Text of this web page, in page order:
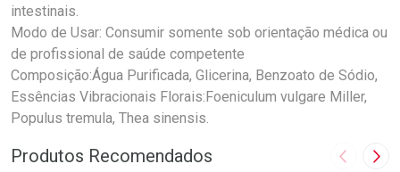
intestinais.
Modo de Usar: Consumir somente sob orientação médica ou
de profissional de saúde competente
Composição:Água Purificada, Glicerina, Benzoato de Sódio,
Essências Vibracionais Florais:Foeniculum vulgare Miller,
Populus tremula, Thea sinensis.
Produtos Recomendados Imagem